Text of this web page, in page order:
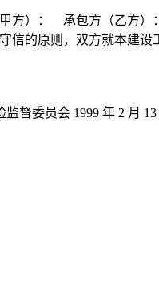
方）： 承包方（乙方）
信的原则，双方就本建设
督委员会 1999 年 2 月